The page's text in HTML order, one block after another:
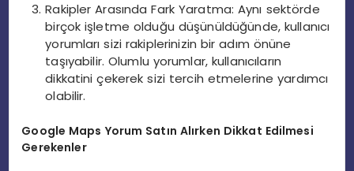
Rakipler Arasında Fark Yaratma: Aynı sektörde
birçok işletme olduğu düşünüldüğünde, kullanıcı
yorumları sizi rakiplerinizin bir adım önüne
taşıyabilir. Olumlu yorumlar, kullanıcıların
dikkatini çekerek sizi tercih etmelerine yardımcı
olabilir.
Google Maps Yorum Satın Alırken Dikkat Edilmesi
Gerekenler